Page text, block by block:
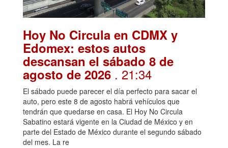
Hoy No Circula en CDMX y
Edomex: estos autos
descansan el sábado 8 de
agosto de 2026 . 21:34
El sábado puede parecer el día perfecto para sacar el
auto, pero este 8 de agosto habrá vehículos que
tendrán que quedarse en casa. El Hoy No Circula
Sabatino estará vigente en la Ciudad de México y en
parte del Estado de México durante el segundo sábado
del mes. La re